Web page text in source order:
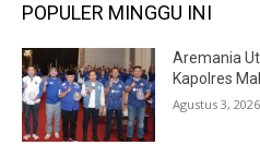
POPULER MINGGU INI
Aremania
Kapolres
Agustus 3, 2026